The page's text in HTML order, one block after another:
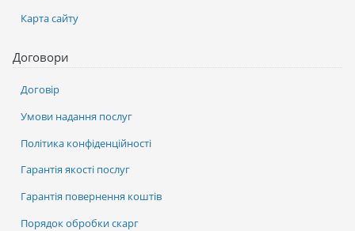
Карта сайту
Договори
Договір
Умови надання послуг
Політика конфіденційності
Гарантія якості послуг
Гарантія повернення коштів
Порядок обробки скарг